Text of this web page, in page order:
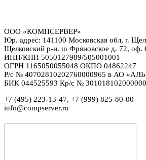
ООО «КОМПСЕРВЕР»
Юр. адрес: 141100 Московская обл, г.
Щелковский р-н. ш Фряновское д. 72, оф.
ИНН/КПП 5050127989/505001001
ОГРН 1165050055048 ОКПО 04862247
Р/с № 40702810202760000965 в АО
БИК 044525593 Кр/с №
+7 (495) 223-13-47, +7 (999) 825-80-00
info@compserver.ru